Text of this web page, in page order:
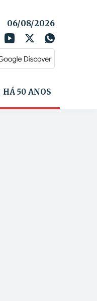
06/08/2026
HÁ 50 ANOS